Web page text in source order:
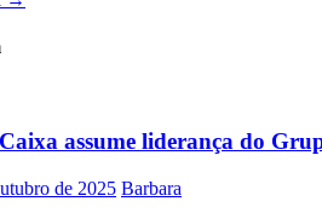
assume liderança do
de 2025 Barbara